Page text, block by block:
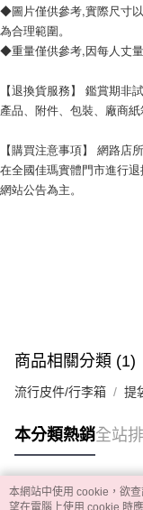
◆圖片僅供參考,實際尺寸
為合理範圍。
◆重量僅供參考,因每人丈
【退換貨服務】 鑑賞期非
產品、附件、包裝、廠商
【購買注意事項】 網路店
在全國佳瑪實體門市進行
網站公告為主。
商品相關分類 (1)
流行皮件/行李箱 提
本分類熱銷全站
熱門標籤
本網站中使用 cookie，欲
望在電腦上使用 cookie 時